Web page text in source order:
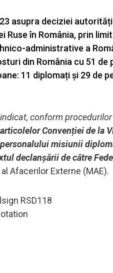
asupra deciziei
în România, prin
administrative a
din România cu 51 de
11 diplomați și 29 de
conform
Convenției de la
misiunii
declanșării de către
Afacerilor Externe (MAE).
RSD118